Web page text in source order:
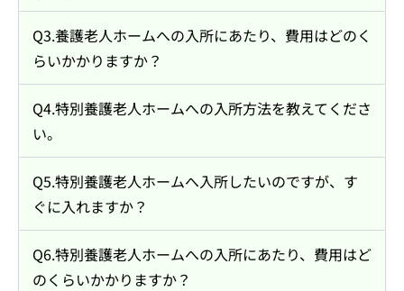
Q3.養護老人ホームへの入所にあたり、費用はどのく
らいかかりますか？
Q4.特別養護老人ホームへの入所方法を教えてくださ
い。
Q5.特別養護老人ホームへ入所したいのですが、す
ぐに入れますか？
Q6.特別養護老人ホームへの入所にあたり、費用はど
のくらいかかりますか？